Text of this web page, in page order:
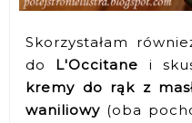
Skorzystałam
do L'Occitane i
kremy do rąk z
waniliowy (oba